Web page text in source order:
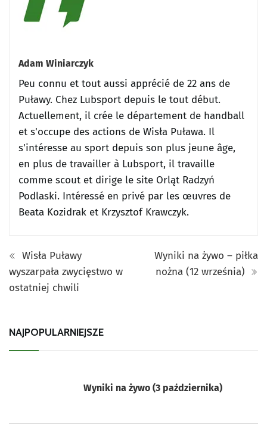
Adam Winiarczyk
Peu connu et tout aussi apprécié de 22 ans de
Puławy. Chez Lubsport depuis le tout début.
Actuellement, il crée le département de handball
et s'occupe des actions de Wisła Puława. Il
s'intéresse au sport depuis son plus jeune âge,
en plus de travailler à Lubsport, il travaille
comme scout et dirige le site Orląt Radzyń
Podlaski. Intéressé en privé par les œuvres de
Beata Kozidrak et Krzysztof Krawczyk.
Wisła Puławy
wyszarpała zwycięstwo w
ostatniej chwili
Wyniki na żywo – piłka
nożna (12 września)
NAJPOPULARNIEJSZE
Wyniki na żywo (3 października)